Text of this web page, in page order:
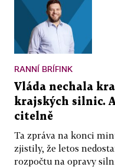
RANNÍ BRÍFINK
Vláda nechala
krajských silnic.
citelně
Ta zpráva na konci
zjistily, že letos
rozpočtu na opravy